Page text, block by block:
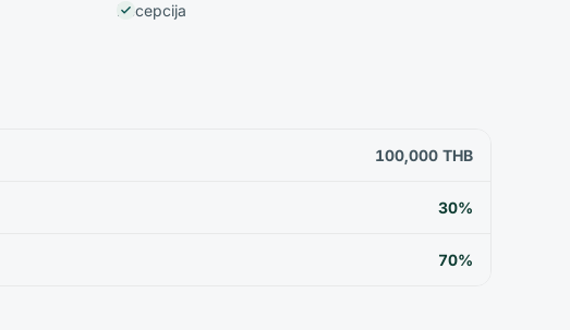
Recepcija
100,000 THB
30%
70%